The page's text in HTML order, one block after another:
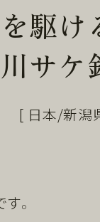
駆け
サケ
[ 日本/新潟
。